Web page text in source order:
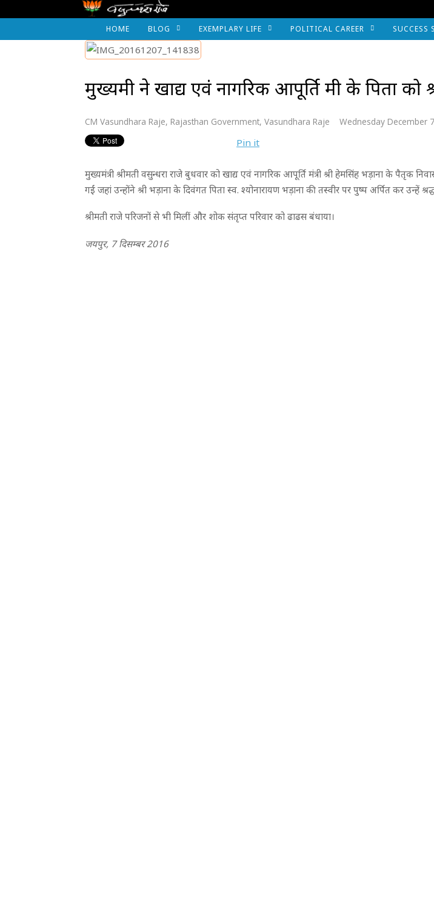
HOME BLOG EXEMPLARY LIFE POLITICAL CAREER SUCCESS
मुख्यमंत्री ने खाद्य एवं नागरिक आपूर्ति मंत्री के पिता को
CM Vasundhara Raje, Rajasthan Government, Vasundhara Raje Wednesday December
Pin it
मुख्यमंत्री श्रीमती वसुन्धरा राजे बुधवार को खाद्य एवं नागरिक आपूर्ति मंत्री श्री हेमसिंह भड़ाना के पैतृक
गईं जहां उन्होंने श्री भड़ाना के दिवंगत पिता स्व. श्योनारायण भड़ाना की तस्वीर पर पुष्प अर्पित कर उन्हें
श्रीमती राजे परिजनों से भी मिलीं और शोक संतृप्त परिवार को ढाढस बंधाया।
जयपुर, 7 दिसम्बर 2016